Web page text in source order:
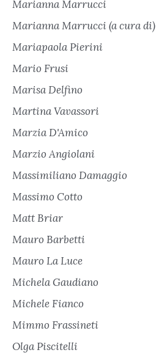
Marianna Marrucci
Marianna Marrucci (a cura di)
Mariapaola Pierini
Mario Frusi
Marisa Delfino
Martina Vavassori
Marzia D'Amico
Marzio Angiolani
Massimiliano Damaggio
Massimo Cotto
Matt Briar
Mauro Barbetti
Mauro La Luce
Michela Gaudiano
Michele Fianco
Mimmo Frassineti
Olga Piscitelli